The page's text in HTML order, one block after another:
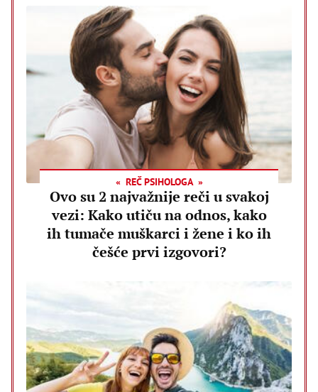
REČ PSIHOLOGA
Ovo su 2 najvažnije reči u svakoj
vezi: Kako utiču na odnos, kako
ih tumače muškarci i žene i ko ih
češće prvi izgovori?